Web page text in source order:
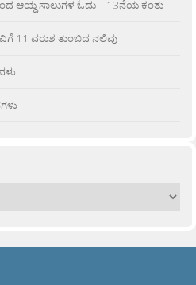
ಆಯ್ದ ಸಾಲುಗಳ ಓದು – 13ನೆಯ ಕಂತು
11 ವರುಶ ತುಂಬಿದ ನಲಿವು